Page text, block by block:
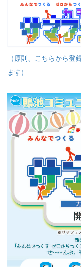
（原則、こちらから登
ます）